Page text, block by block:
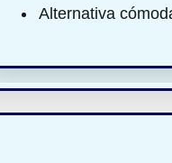
Alternativa